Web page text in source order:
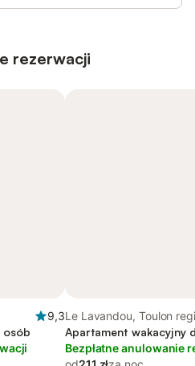
rezerwacji
9,3
osób
Le Lavandou, Toulon
Apartament wakacyjny
Bezpłatne anulowanie